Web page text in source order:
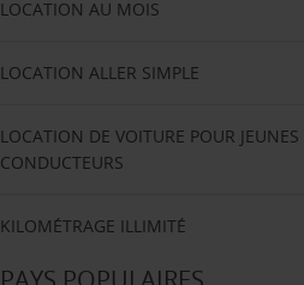
LOCATION AU MOIS
LOCATION ALLER SIMPLE
LOCATION DE VOITURE POUR JEUNES
CONDUCTEURS
KILOMÉTRAGE ILLIMITÉ